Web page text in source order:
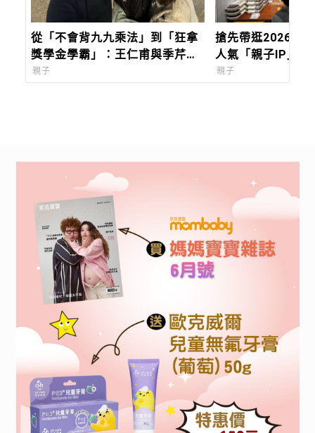
從「不會背九九乘法」到「狂拿
獎學金學霸」：王仁甫與季芹做
到最難的事：讓孩子長成自己的
親子
搶先帶逛2026台
人氣「親子IP」與
創」，會讓孩子快
親子